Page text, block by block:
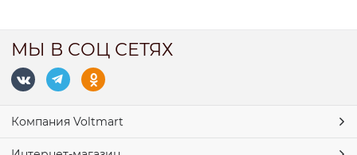
МЫ В СОЦ СЕТЯХ
Компания Voltmart